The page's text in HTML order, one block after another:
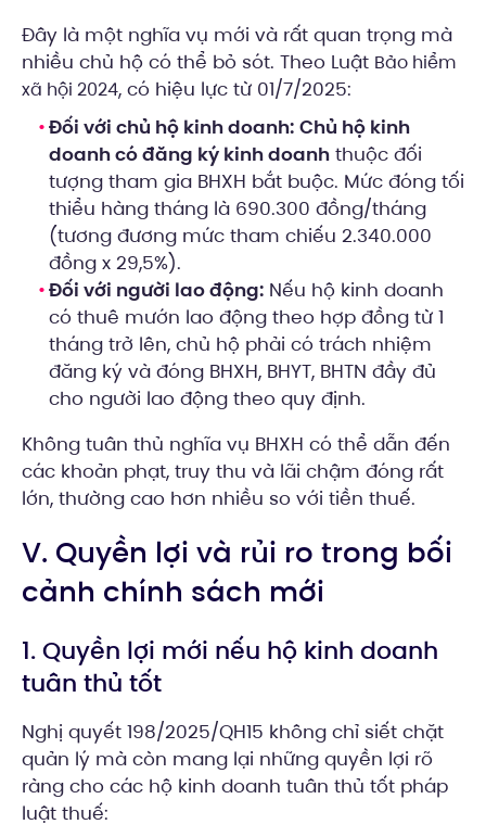
Đây là một nghĩa vụ mới và rất quan trọng mà
nhiều chủ hộ có thể bỏ sót. Theo Luật Bảo hiểm
xã hội 2024, có hiệu lực từ 01/7/2025:
Đối với chủ hộ kinh doanh: Chủ hộ kinh
doanh có đăng ký kinh doanh thuộc đối
tượng tham gia BHXH bắt buộc. Mức đóng tối
thiểu hàng tháng là 690.300 đồng/tháng
(tương đương mức tham chiếu 2.340.000
đồng x 29,5%).
Đối với người lao động: Nếu hộ kinh doanh
có thuê mướn lao động theo hợp đồng từ 1
tháng trở lên, chủ hộ phải có trách nhiệm
đăng ký và đóng BHXH, BHYT, BHTN đầy đủ
cho người lao động theo quy định.
Không tuân thủ nghĩa vụ BHXH có thể dẫn đến
các khoản phạt, truy thu và lãi chậm đóng rất
lớn, thường cao hơn nhiều so với tiền thuế.
V. Quyền lợi và rủi ro trong bối
cảnh chính sách mới
1. Quyền lợi mới nếu hộ kinh doanh
tuân thủ tốt
Nghị quyết 198/2025/QH15 không chỉ siết chặt
quản lý mà còn mang lại những quyền lợi rõ
ràng cho các hộ kinh doanh tuân thủ tốt pháp
luật thuế: